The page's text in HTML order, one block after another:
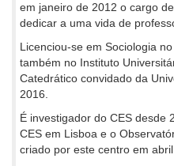
em janeiro de 2012 o cargo
dedicar a uma vida de
Licenciou-se em Sociologia
também no Instituto
Catedrático convidado da
2016.
É investigador do CES desde
CES em Lisboa e o
criado por este centro em abril